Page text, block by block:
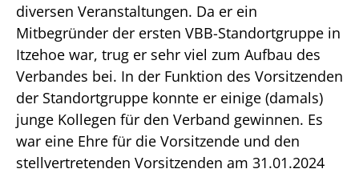
diversen Veranstaltungen. Da er ein
Mitbegründer der ersten VBB-Standortgruppe in
Itzehoe war, trug er sehr viel zum Aufbau des
Verbandes bei. In der Funktion des Vorsitzenden
der Standortgruppe konnte er einige (damals)
junge Kollegen für den Verband gewinnen. Es
war eine Ehre für die Vorsitzende und den
stellvertretenden Vorsitzenden am 31.01.2024